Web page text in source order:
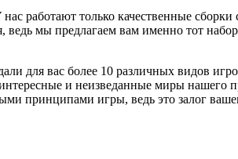
работают только качественные
мы предлагаем вам именно тот
для вас более 10 различных видов
и неизведанные миры нашего
принципами игры, ведь это залог